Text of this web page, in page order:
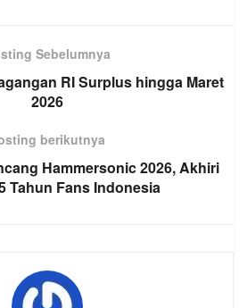
Sebelumnya
RI Surplus hingga Maret
2026
berikutnya
Hammersonic 2026, Akhiri
Tahun Fans Indonesia